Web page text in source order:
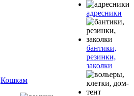
Кошкам
адресники
бантики,
резинки,
заколки